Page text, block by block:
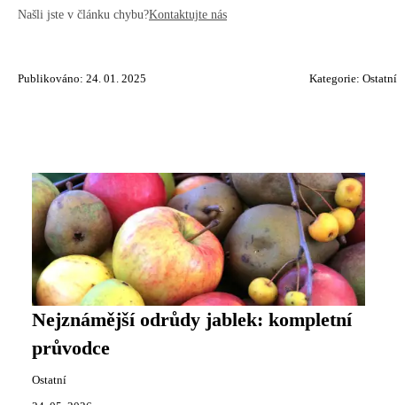
Našli jste v článku chybu?Kontaktujte nás
Publikováno: 24. 01. 2025 Kategorie: Ostatní
Nejznámější odrůdy jablek: kompletní
průvodce
Ostatní